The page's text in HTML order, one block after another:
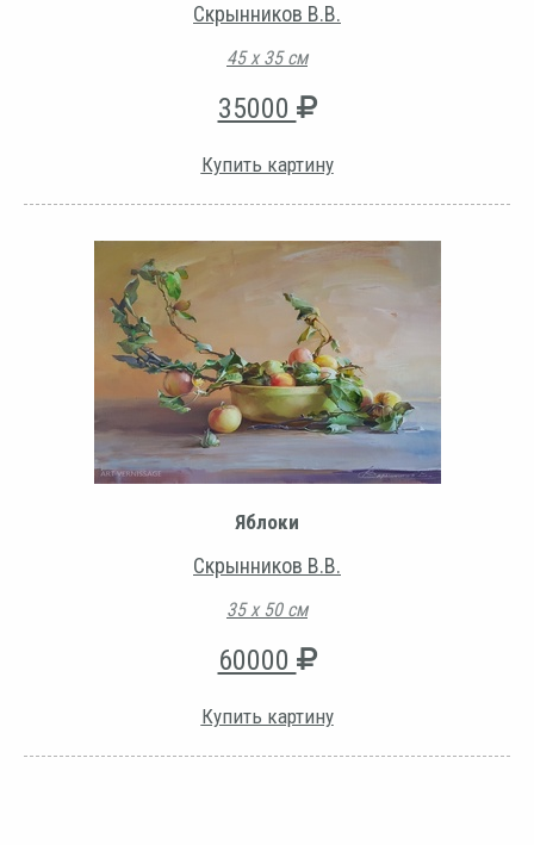
Скрынников В.В.
45 х 35 см
35000
Купить картину
Яблоки
Скрынников В.В.
35 х 50 см
60000
Купить картину